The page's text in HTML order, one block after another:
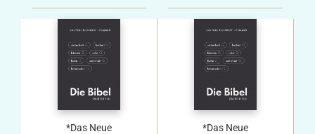
*Das Neue
*Das Neue